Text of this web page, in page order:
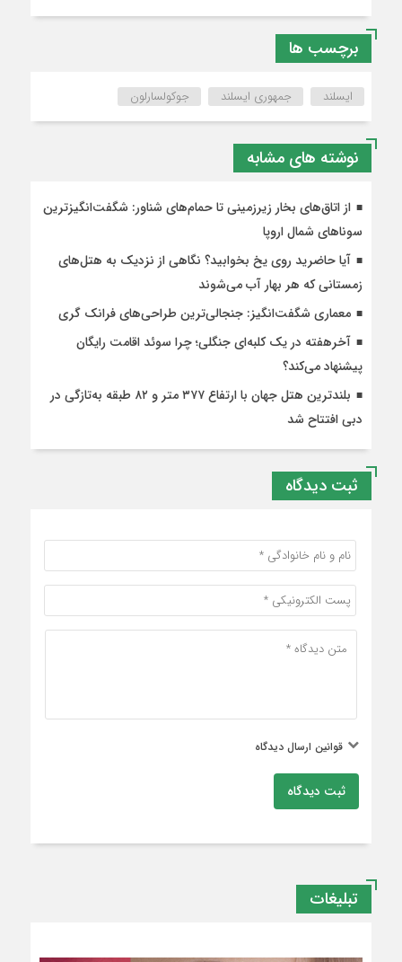
برچسب ها
ایسلند جمهوری ایسلند جوکولسارلون
نوشته های مشابه
از اتاق‌های بخار زیرزمینی تا حمام‌های شناور: شگفت‌انگیزترین
سوناهای شمال اروپا
آیا حاضرید روی یخ بخوابید؟ نگاهی از نزدیک به هتل‌های
زمستانی که هر بهار آب می‌شوند
معماری شگفت‌انگیز: جنجالی‌ترین طراحی‌های فرانک گری
آخرهفته‌ در یک کلبه‌ای جنگلی؛ چرا سوئد اقامت رایگان
پیشنهاد می‌کند؟
بلندترین هتل جهان با ارتفاع ۳۷۷ متر و ۸۲ طبقه به‌تازگی در
دبی افتتاح شد
ثبت دیدگاه
قوانین ارسال دیدگاه
ثبت دیدگاه
تبلیغات